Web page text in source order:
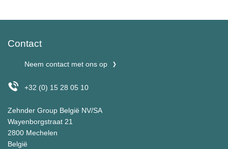
Contact
Neem contact met ons op
+32 (0) 15 28 05 10
Zehnder Group België NV/SA
Wayenborgstraat 21
2800 Mechelen
België